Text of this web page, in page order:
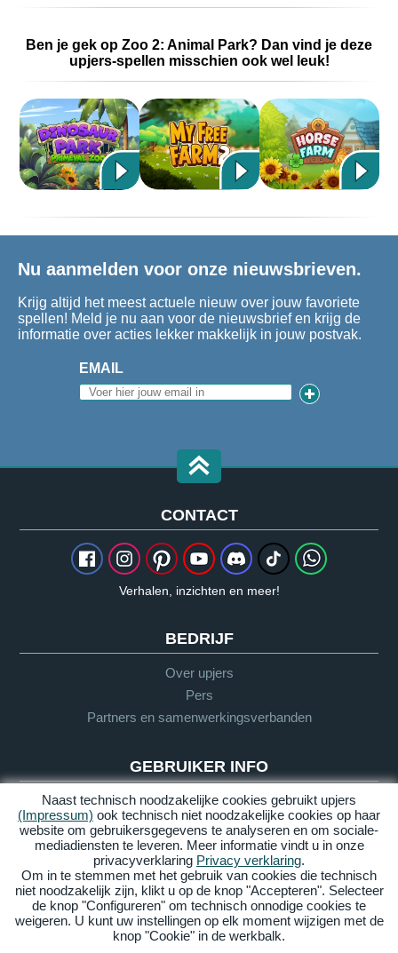
Ben je gek op Zoo 2: Animal Park? Dan vind je deze
upjers-spellen misschien ook wel leuk!
Nu aanmelden voor onze nieuwsbrieven.
Krijg altijd het meest actuele nieuw over jouw favoriete
spellen! Meld je nu aan voor de nieuwsbrief en krijg de
informatie over acties lekker makkelijk in jouw postvak.
EMAIL
CONTACT
Verhalen, inzichten en meer!
BEDRIJF
Over upjers
Pers
Partners en samenwerkingsverbanden
GEBRUIKER INFO
Woordenlijst
Richtlijnen
Support
Impressum Privacy AGV
Barrière
vrijheid
Naast technisch noodzakelijke cookies gebruikt upjers
(Impressum) ook technisch niet noodzakelijke cookies op haar
website om gebruikersgegevens te analyseren en om sociale-
mediadiensten te leveren. Meer informatie vindt u in onze
privacyverklaring Privacy verklaring.
Om in te stemmen met het gebruik van cookies die technisch
niet noodzakelijk zijn, klikt u op de knop "Accepteren". Selecteer
de knop "Configureren" om technisch onnodige cookies te
weigeren. U kunt uw instellingen op elk moment wijzigen met de
knop "Cookie" in de werkbalk.